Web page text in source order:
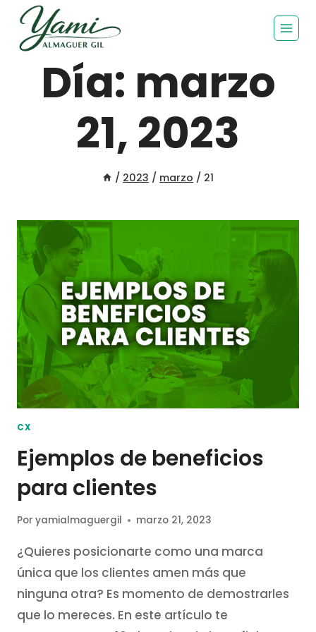
Día: marzo
21, 2023
/ 2023 / marzo / 21
CX
Ejemplos de beneficios
para clientes
Por yamialmaguergil marzo 21, 2023
¿Quieres posicionarte como una marca
única que los clientes amen más que
ninguna otra? Es momento de demostrarles
que lo mereces. En este artículo te